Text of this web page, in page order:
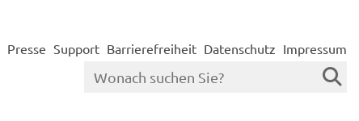
Presse Support Barrierefreiheit Datenschutz Impressum